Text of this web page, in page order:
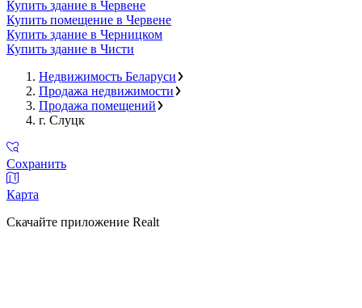
Купить здание в Червене
Купить помещение в Червене
Купить здание в Черницком
Купить здание в Чисти
Недвижимость Беларуси
Продажа недвижимости
Продажа помещений
г. Слуцк
Сохранить
Карта
Скачайте приложение Realt